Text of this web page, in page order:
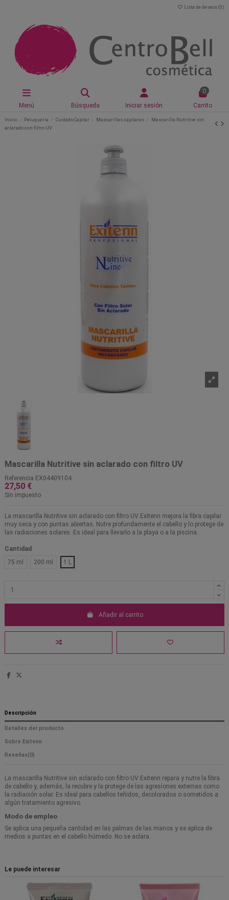
Lista de deseos (0 )
Menú Búsqueda Iniciar sesión
0
Carrito
Inicio Peluquería Cuidado Capilar Mascarillas capilares
Mascarilla Nutritive sin
aclarado con filtro UV
Mascarilla Nutritive sin aclarado con filtro UV
Referencia EX04409104
27,50 €
Sin impuesto
La mascarilla Nutritive sin aclarado con filtro UV Exitenn mejora la fibra capilar
muy seca y con puntas abiertas. Nutre profundamente el cabello y lo protege de
las radiaciones solares. Es ideal para llevarlo a la playa o a la piscina.
Cantidad
75 ml
200 ml 1 L
Añadir al carrito
Descripción
Detalles del producto
Sobre Exitenn
Reseñas(0)
La mascarilla Nutritive sin aclarado con filtro UV Exitenn repara y nutre la fibra
de cabello y, además, la recubre y la protege de las agresiones externas como
la radiación solar. Es ideal para cabellos teñidos, decolorados o sometidos a
algún tratamiento agresivo.
Modo de empleo
Se aplica una pequeña cantidad en las palmas de las manos y se aplica de
medios a puntas en el cabello húmedo. No se aclara.
Le puede interesar